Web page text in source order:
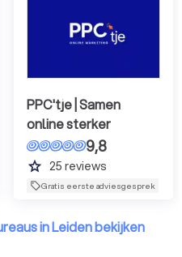
PPC'tje | Samen
online sterker
9,8
grade 25 reviews
Gratis eerste adviesgesprek
in Leiden bekijken